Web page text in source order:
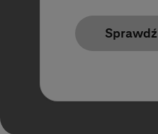
Sprawdź